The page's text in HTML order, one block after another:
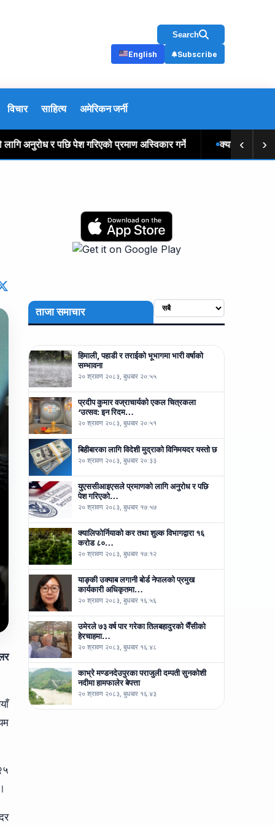
Search
English Subscribe
विचार साहित्य अमेरिकन जर्नी
र पछि पेश गरिएको प्रमाण अस्विकार गर्ने क्यालिफोर्नियाको
‹ ›
ताजा समाचार
हिमाली, पहाडी र तराईको भूभागमा भारी वर्षाको
सम्भावना
२० श्रावण २०८३, बुधबार २०:५५
प्रदीप कुमार वज्राचार्यको एकल चित्रकला
‘उत्सव: इन रिदम…
२० श्रावण २०८३, बुधबार २०:५१
बिहीबारका लागि विदेशी मुद्राको विनिमयदर यस्तो छ
२० श्रावण २०८३, बुधबार २०:३३
युएससीआइएसले प्रमाणको लागि अनुरोध र पछि
पेश गरिएको…
२० श्रावण २०८३, बुधबार १७:५७
क्यालिफोर्नियाको कर तथा शुल्क विभागद्वारा १६
करोड ८०…
२० श्रावण २०८३, बुधबार १७:१२
याङ्की उक्याब लगानी बोर्ड नेपालको प्रमुख
कार्यकारी अधिकृतमा…
२० श्रावण २०८३, बुधबार १६:५६
उमेरले ७३ वर्ष पार गरेका तिलबहादुरको भैँसीको
हेरचाहमा…
२० श्रावण २०८३, बुधबार १६:४८
काभ्रे मण्डनदेउपुरका पराजुली दम्पती सुनकोशी
नदीमा हामफालेर बेपत्ता
२० श्रावण २०८३, बुधबार १६:४३